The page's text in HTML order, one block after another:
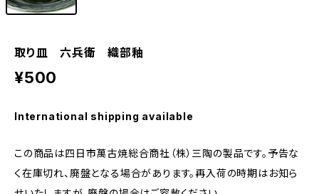
取り皿 六兵衛 織部釉
¥500
International shipping available
この商品は四日市萬古焼総合商社（株）三陶の製品です。予告な
く在庫切れ、廃盤となる場合があります。再入荷の時期はお知ら